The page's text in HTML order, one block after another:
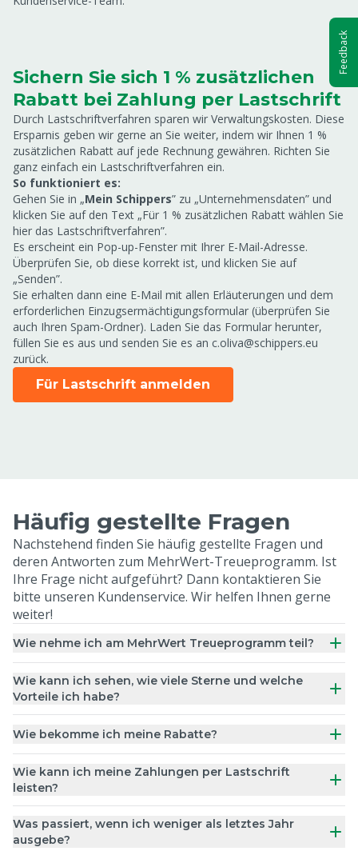
Sichern Sie sich 1 % zusätzlichen
Rabatt bei Zahlung per Lastschrift
Durch Lastschriftverfahren sparen wir Verwaltungskosten. Diese
Ersparnis geben wir gerne an Sie weiter, indem wir Ihnen 1 %
zusätzlichen Rabatt auf jede Rechnung gewähren. Richten Sie
ganz einfach ein Lastschriftverfahren ein.
So funktioniert es:
Gehen Sie in „Mein Schippers” zu „Unternehmensdaten” und
klicken Sie auf den Text „Für 1 % zusätzlichen Rabatt wählen Sie
hier das Lastschriftverfahren”.
Es erscheint ein Pop-up-Fenster mit Ihrer E-Mail-Adresse.
Überprüfen Sie, ob diese korrekt ist, und klicken Sie auf
„Senden”.
Sie erhalten dann eine E-Mail mit allen Erläuterungen und dem
erforderlichen Einzugsermächtigungsformular (überprüfen Sie
auch Ihren Spam-Ordner). Laden Sie das Formular herunter,
füllen Sie es aus und senden Sie es an c.oliva@schippers.eu
zurück.
Für Lastschrift anmelden
Häufig gestellte Fragen
Nachstehend finden Sie häufig gestellte Fragen und
deren Antworten zum MehrWert-Treueprogramm. Ist
Ihre Frage nicht aufgeführt? Dann kontaktieren Sie
bitte unseren Kundenservice. Wir helfen Ihnen gerne
weiter!
Wie nehme ich am MehrWert Treueprogramm teil?
Wie kann ich sehen, wie viele Sterne und welche
Vorteile ich habe?
Wie bekomme ich meine Rabatte?
Wie kann ich meine Zahlungen per Lastschrift
leisten?
Was passiert, wenn ich weniger als letztes Jahr
ausgebe?
Feedback